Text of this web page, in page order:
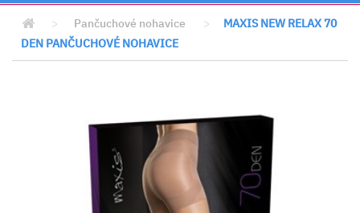
> Pančuchové nohavice >
MAXIS NEW RELAX 70
DEN PANČUCHOVÉ NOHAVICE